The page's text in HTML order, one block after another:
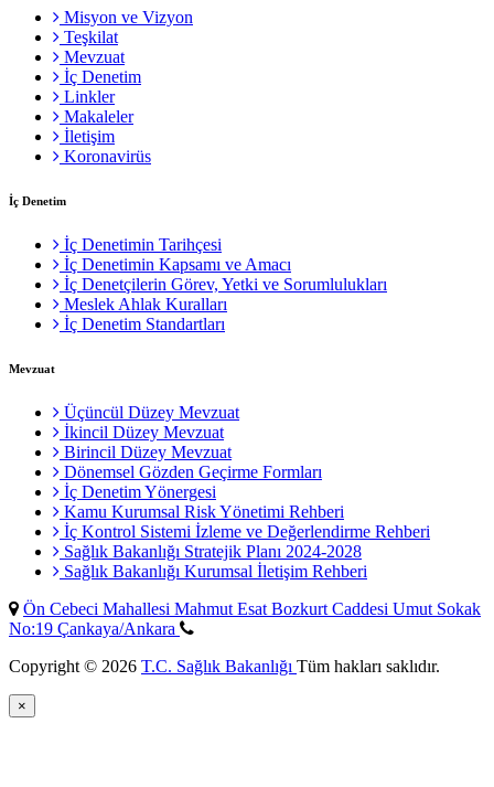
Misyon ve Vizyon
Teşkilat
Mevzuat
İç Denetim
Linkler
Makaleler
İletişim
Koronavirüs
İç Denetim
İç Denetimin Tarihçesi
İç Denetimin Kapsamı ve Amacı
İç Denetçilerin Görev, Yetki ve Sorumlulukları
Meslek Ahlak Kuralları
İç Denetim Standartları
Mevzuat
Üçüncül Düzey Mevzuat
İkincil Düzey Mevzuat
Birincil Düzey Mevzuat
Dönemsel Gözden Geçirme Formları
İç Denetim Yönergesi
Kamu Kurumsal Risk Yönetimi Rehberi
İç Kontrol Sistemi İzleme ve Değerlendirme Rehberi
Sağlık Bakanlığı Stratejik Planı 2024-2028
Sağlık Bakanlığı Kurumsal İletişim Rehberi
Ön Cebeci Mahallesi Mahmut Esat Bozkurt Caddesi Umut Sokak
No:19 Çankaya/Ankara
Copyright © 2026 T.C. Sağlık Bakanlığı Tüm hakları saklıdır.
×